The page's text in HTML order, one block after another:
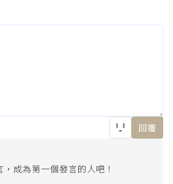
回覆
，成為第一個發言的人吧！